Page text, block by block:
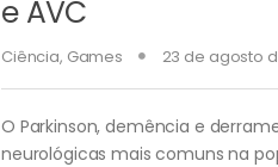
e AVC
Ciência, Games 23 de agosto
O Parkinson, demência e
neurológicas mais comuns na